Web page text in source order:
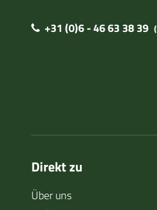
+31 (0)6 - 46 63 38 39
Direkt zu
Über uns